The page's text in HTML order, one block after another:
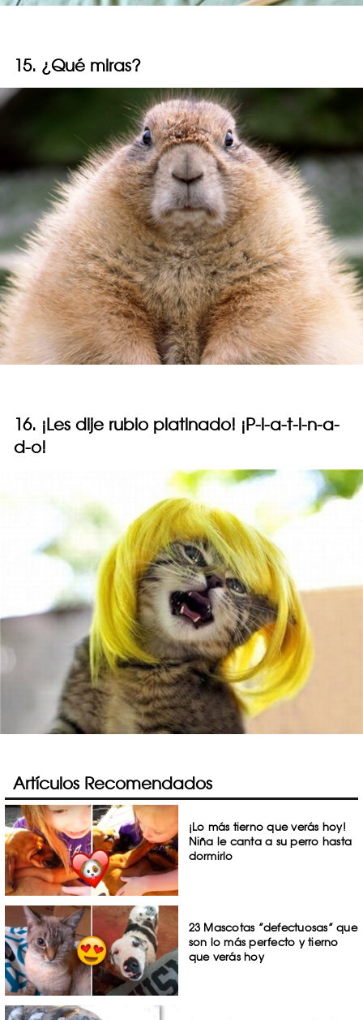
15. ¿Qué miras?
16. ¡Les dije rubio platinado! ¡P-l-a-t-i-n-a-
d-o!
Artículos Recomendados
¡Lo más tierno que verás hoy!
Niña le canta a su perro hasta
dormirlo
23 Mascotas ”defectuosas” que
son lo más perfecto y tierno
que verás hoy